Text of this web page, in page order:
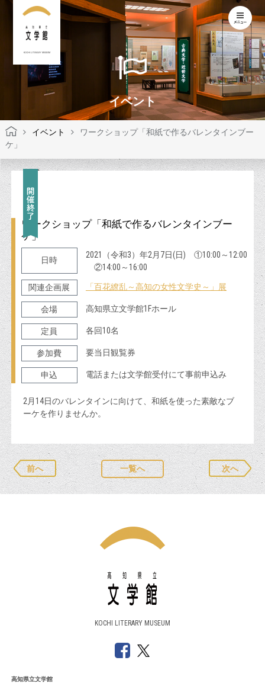
KOCHI LITERARY MUSEUM
イベント
イベント
ワークショップ「和紙で作るバレンタインブー
ケ」
ワークショップ「和紙で作るバレンタインブー
ケ」
日時
2021（令和3）年2月7日(日) ①10:00～12:00
②14:00～16:00
関連企画展 「百花繚乱～高知の女性文学史～」展
会場 高知県立文学館1Fホール
定員 各回10名
参加費 要当日観覧券
申込 電話または文学館受付にて事前申込み
2月14日のバレンタインに向けて、和紙を使った素敵なブ
ーケを作りませんか。
前へ 一覧へ 次へ
KOCHI LITERARY MUSEUM
高知県立文学館